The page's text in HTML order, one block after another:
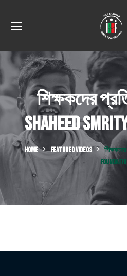
শিক্ষকদের
Shaheed
HOME FEATURED VIDEOS